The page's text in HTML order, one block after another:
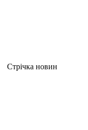
Стрічка новин